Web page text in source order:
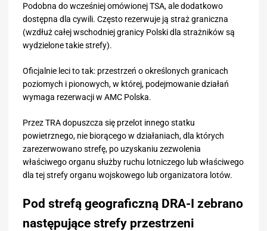
Podobna do wcześniej omówionej TSA, ale dodatkowo
dostępna dla cywili. Często rezerwuje ją straż graniczna
(wzdłuż całej wschodniej granicy Polski dla strażników są
wydzielone takie strefy).
Oficjalnie leci to tak: przestrzeń o określonych granicach
poziomych i pionowych, w której, podejmowanie działań
wymaga rezerwacji w AMC Polska.
Przez TRA dopuszcza się przelot innego statku
powietrznego, nie biorącego w działaniach, dla których
zarezerwowano strefę, po uzyskaniu zezwolenia
właściwego organu służby ruchu lotniczego lub właściwego
dla tej strefy organu wojskowego lub organizatora lotów.
Pod strefą geograficzną DRA-I zebrano
następujące strefy przestrzeni